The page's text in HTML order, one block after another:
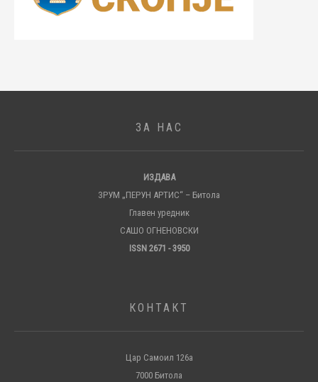
ЗА НАС
ИЗДАВА
ЗРУМ „ПЕРУН АРТИС“ – Битола
Главен уредник
САШО ОГНЕНОВСКИ
ISSN 2671 - 3950
КОНТАКТ
Цар Самоил 126а
7000 Битола